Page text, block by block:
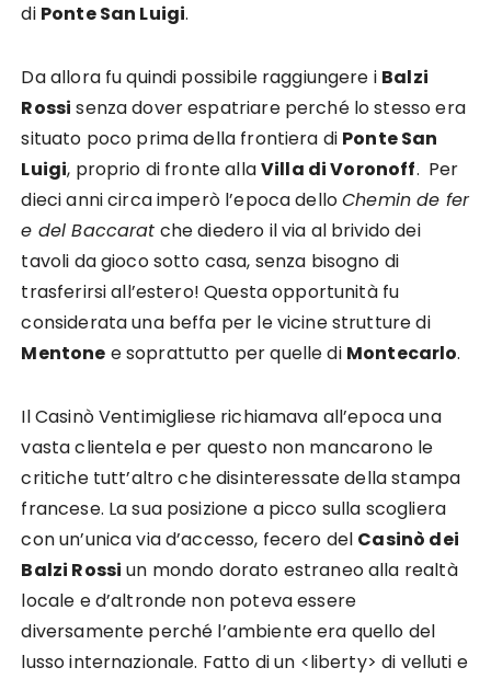
di Ponte San Luigi.
Da allora fu quindi possibile raggiungere i Balzi
Rossi senza dover espatriare perché lo stesso era
situato poco prima della frontiera di Ponte San
Luigi, proprio di fronte allaVilla di Voronoff. Per
dieci anni circa imperò l’epoca delloChemin de fer
e del Baccarat che diedero il via al brivido dei
tavoli da gioco sotto casa, senza bisogno di
trasferirsi all’estero! Questa opportunità fu
considerata una beffa per le vicine strutture di
Mentone e soprattutto per quelle di Montecarlo.
Il Casinò Ventimigliese richiamava all’epoca una
vasta clientela e per questo non mancarono le
critiche tutt’altro che disinteressate della stampa
francese. La sua posizione a picco sulla scogliera
con un’unica via d’accesso, fecero del Casinò dei
Balzi Rossi un mondo dorato estraneo alla realtà
locale e d’altronde non poteva essere
diversamente perché l’ambiente era quello del
lusso internazionale. Fatto di un <liberty> di velluti e